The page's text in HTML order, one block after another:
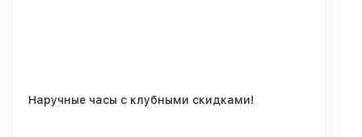
Наручные часы с клубными скидками!